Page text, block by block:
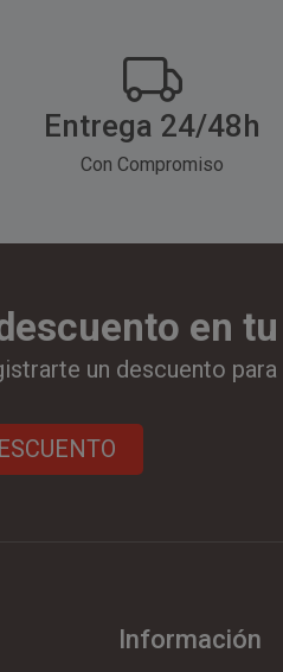
Entrega 24/48h
Con Compromiso
en
un descuento
Información